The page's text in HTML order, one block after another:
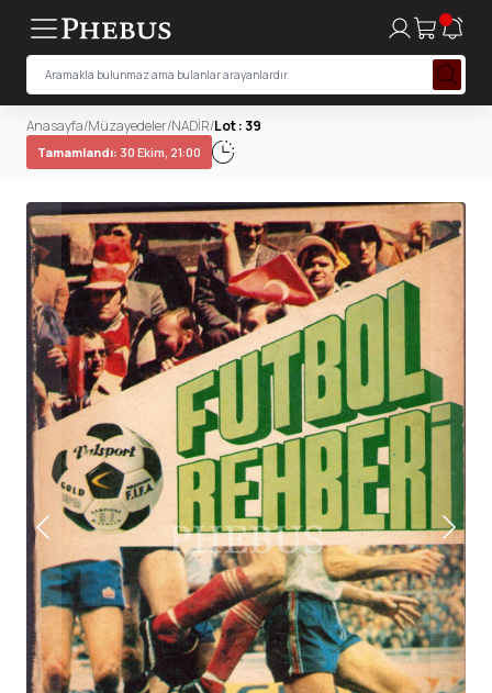
Anasayfa/Müzayedeler/NADİR/Lot : 39
Tamamlandı: 30 Ekim, 21:00